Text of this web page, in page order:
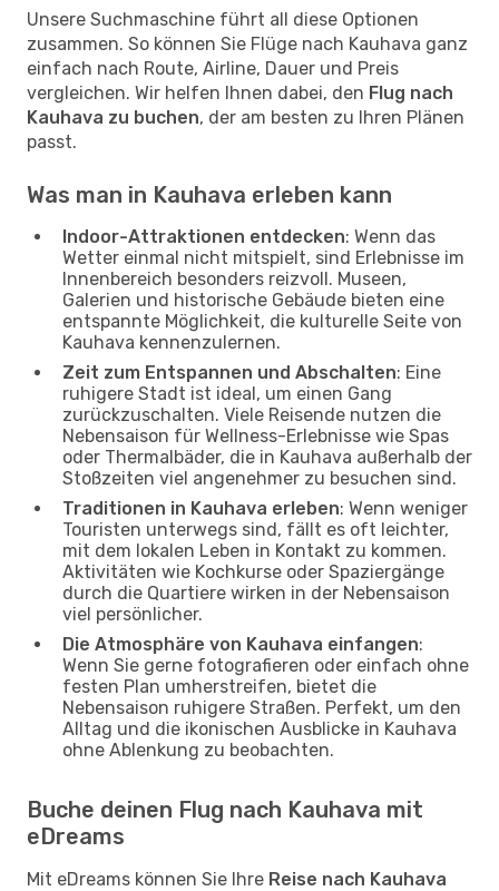
Unsere Suchmaschine führt all diese Optionen
zusammen. So können Sie Flüge nach Kauhava ganz
einfach nach Route, Airline, Dauer und Preis
vergleichen. Wir helfen Ihnen dabei, den Flug nach
Kauhava zu buchen, der am besten zu Ihren Plänen
passt.
Was man in Kauhava erleben kann
Indoor-Attraktionen entdecken: Wenn das
Wetter einmal nicht mitspielt, sind Erlebnisse im
Innenbereich besonders reizvoll. Museen,
Galerien und historische Gebäude bieten eine
entspannte Möglichkeit, die kulturelle Seite von
Kauhava kennenzulernen.
Zeit zum Entspannen und Abschalten: Eine
ruhigere Stadt ist ideal, um einen Gang
zurückzuschalten. Viele Reisende nutzen die
Nebensaison für Wellness-Erlebnisse wie Spas
oder Thermalbäder, die in Kauhava außerhalb der
Stoßzeiten viel angenehmer zu besuchen sind.
Traditionen in Kauhava erleben: Wenn weniger
Touristen unterwegs sind, fällt es oft leichter,
mit dem lokalen Leben in Kontakt zu kommen.
Aktivitäten wie Kochkurse oder Spaziergänge
durch die Quartiere wirken in der Nebensaison
viel persönlicher.
Die Atmosphäre von Kauhava einfangen:
Wenn Sie gerne fotografieren oder einfach ohne
festen Plan umherstreifen, bietet die
Nebensaison ruhigere Straßen. Perfekt, um den
Alltag und die ikonischen Ausblicke in Kauhava
ohne Ablenkung zu beobachten.
Buche deinen Flug nach Kauhava mit
eDreams
Mit eDreams können Sie Ihre Reise nach Kauhava